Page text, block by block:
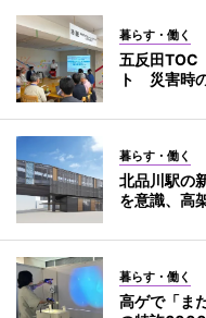
暮らす・働く
五反田TOC
ト 災害時
暮らす・働く
北品川駅の
を意識、高
暮らす・働く
高ゲで「ま